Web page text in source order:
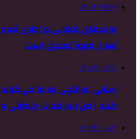
۱۴۰۳/۰۹/۲۶
واحدهای قضایی و اداری
تهران امروز تعطیل است
۱۴۰۴/۰۱/۲۶
کنید | من باید قدرت چانه‌زنی
۱۴۰۴/۰۱/۱۴